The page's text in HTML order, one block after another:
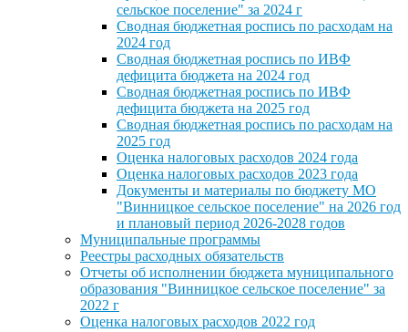
сельское поселение" за 2024 г
Сводная бюджетная роспись по расходам на
2024 год
Сводная бюджетная роспись по ИВФ
дефицита бюджета на 2024 год
Сводная бюджетная роспись по ИВФ
дефицита бюджета на 2025 год
Сводная бюджетная роспись по расходам на
2025 год
Оценка налоговых расходов 2024 года
Оценка налоговых расходов 2023 года
Документы и материалы по бюджету МО
"Винницкое сельское поселение" на 2026 год
и плановый период 2026-2028 годов
Муниципальные программы
Реестры расходных обязательств
Отчеты об исполнении бюджета муниципального
образования "Винницкое сельское поселение" за
2022 г
Оценка налоговых расходов 2022 год